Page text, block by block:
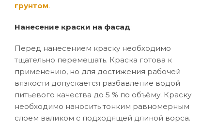
грунтом.
Нанесение краски на фасад:
Перед нанесением краску необходимо
тщательно перемешать. Краска готова к
применению, но для достижения рабочей
вязкости допускается разбавление водой
питьевого качества до 5 % по объёму. Краску
необходимо наносить тонким равномерным
слоем валиком с подходящей длиной ворса.